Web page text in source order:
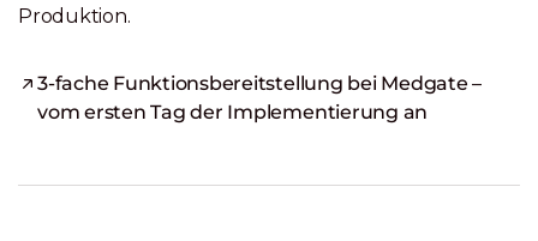
Produktion.
3-fache Funktionsbereitstellung bei Medgate –
vom ersten Tag der Implementierung an